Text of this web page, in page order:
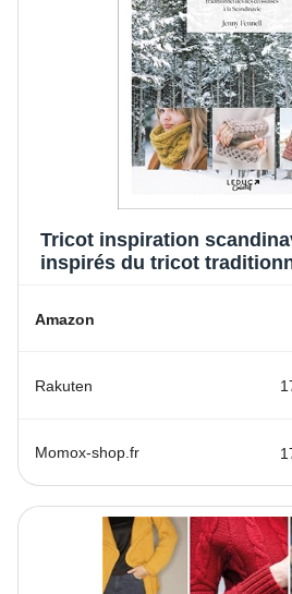
Tricot inspiration
inspirés du tricot
Amazon
Rakuten
Momox-shop.fr